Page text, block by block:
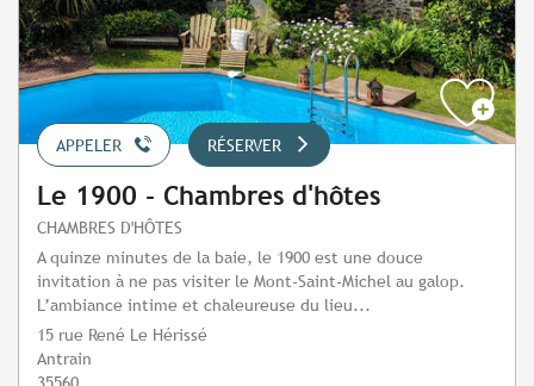
APPELER RÉSERVER
Le 1900 - Chambres d'hôtes
CHAMBRES D'HÔTES
A quinze minutes de la baie, le 1900 est une douce
invitation à ne pas visiter le Mont-Saint-Michel au galop.
L’ambiance intime et chaleureuse du lieu...
15 rue René Le Hérissé
Antrain